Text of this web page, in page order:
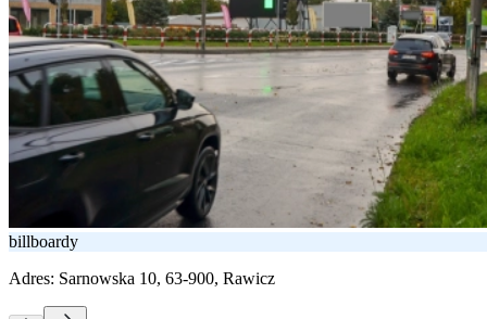
billboardy
Adres: Sarnowska 10, 63-900, Rawicz